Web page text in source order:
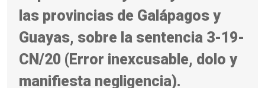
las provincias de Galápagos y
Guayas, sobre la sentencia 3-19-
CN/20 (Error inexcusable, dolo y
manifiesta negligencia).